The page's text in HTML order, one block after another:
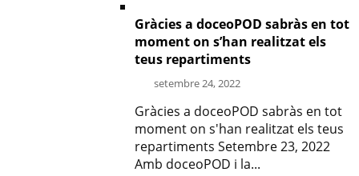
Gràcies a doceoPOD sabràs en tot
moment on s’han realitzat els
teus repartiments
setembre 24, 2022
Gràcies a doceoPOD sabràs en tot
moment on s'han realitzat els teus
repartiments Setembre 23, 2022
Amb doceoPOD i la...